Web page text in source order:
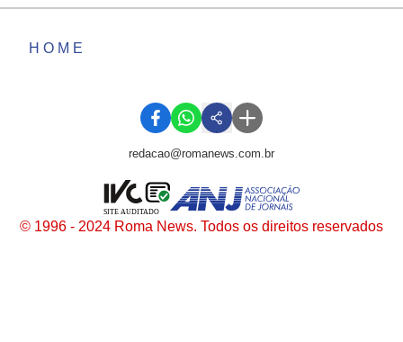
HOME
redacao@romanews.com.br
© 1996 - 2024 Roma News. Todos os direitos reservados
SITE AUDITADO